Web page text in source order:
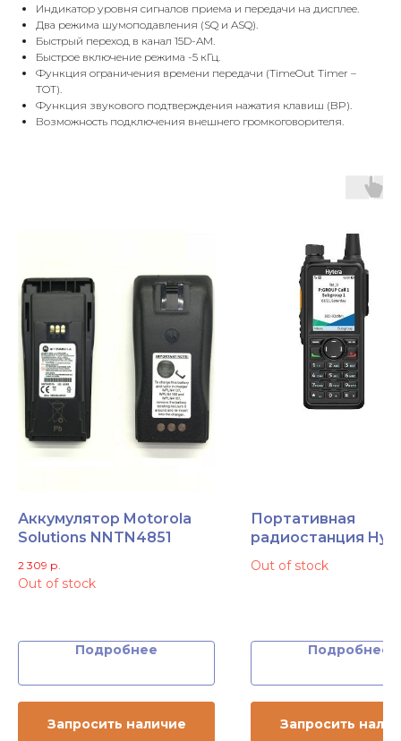
Индикатор уровня сигналов приема и передачи на дисплее.
Два режима шумоподавления (SQ и ASQ).
Быстрый переход в канал 15D-AM.
Быстрое включение режима -5 кГц.
Функция ограничения времени передачи (TimeOut Timer –
TOT).
Функция звукового подтверждения нажатия клавиш (BP).
Возможность подключения внешнего громкоговорителя.
Аккумулятор Motorola
Solutions NNTN4851
2 309 р.
Out of stock
Подробнее
Запросить наличие
Портативная
радиостанция
HP785 UHF (350-
Out of stock
Подробнее
Запросить